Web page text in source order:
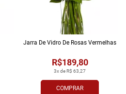
COMPRAR
3x de R$ 63,27
R$189,80
Jarra De Vidro De Rosas Vermelhas